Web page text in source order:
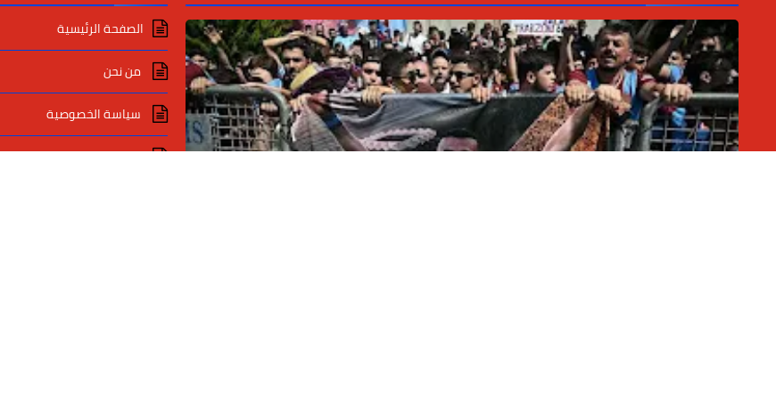
الصفحة الرئيسية
من نحن
سياسة الخصوصية
اتصل بنا